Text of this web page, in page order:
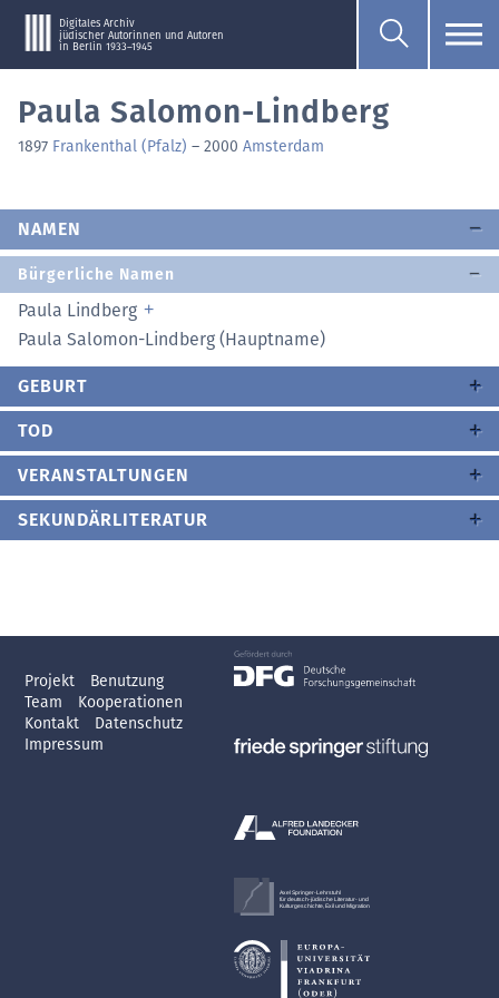
Digitales Archiv
jüdischer Autorinnen und Autoren
in Berlin 1933–1945
Paula Salomon-Lindberg
1897 Frankenthal (Pfalz) – 2000 Amsterdam
NAMEN
Bürgerliche Namen
Paula Lindberg
Paula Salomon-Lindberg (Hauptname)
GEBURT
TOD
VERANSTALTUNGEN
SEKUNDÄRLITERATUR
Projekt
Benutzung
Team
Kooperationen
Kontakt
Datenschutz
Impressum
Axel Springer-Lehrstuhl
für deutsch-jüdische Literatur- und
Kulturgeschichte, Exil und Migration